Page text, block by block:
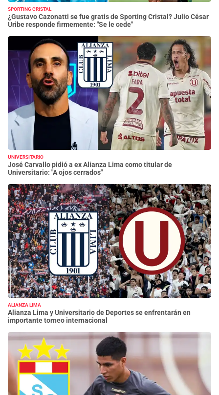
SPORTING CRISTAL
¿Gustavo Cazonatti se fue gratis de Sporting Cristal? Julio César
Uribe responde firmemente: "Se le cede"
UNIVERSITARIO
José Carvallo pidió a ex Alianza Lima como titular de
Universitario: "A ojos cerrados"
ALIANZA LIMA
Alianza Lima y Universitario de Deportes se enfrentarán en
importante torneo internacional